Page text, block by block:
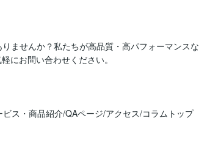
ませんか？私たちが高品質・高パフォーマンスな
にお問い合わせください。
ス・商品紹介/QAページ/アクセス/コラムトップ